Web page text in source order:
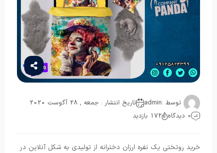
توسط :admin
تاریخ انتشار : جمعه , 28 آگوست 2020
0 دیدگاه
172 بازدید
خرید روتختی یک نفره ارزان دخترانه از تولیدی به شکل آنلاین در